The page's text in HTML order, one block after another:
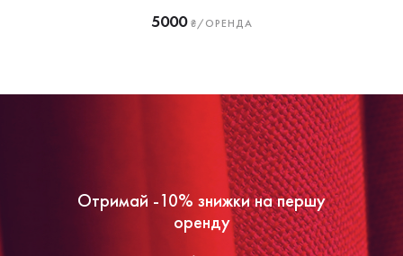
5000₴/ОРЕНДА
Отримай -10% знижки на першу
оренду